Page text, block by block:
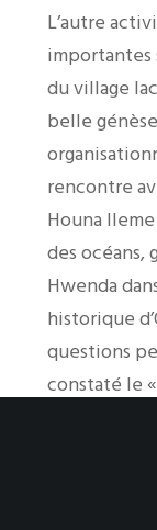
L’autre
du village
belle
rencontre
Houna
des océans,
Hwenda
historique
questions
constaté le